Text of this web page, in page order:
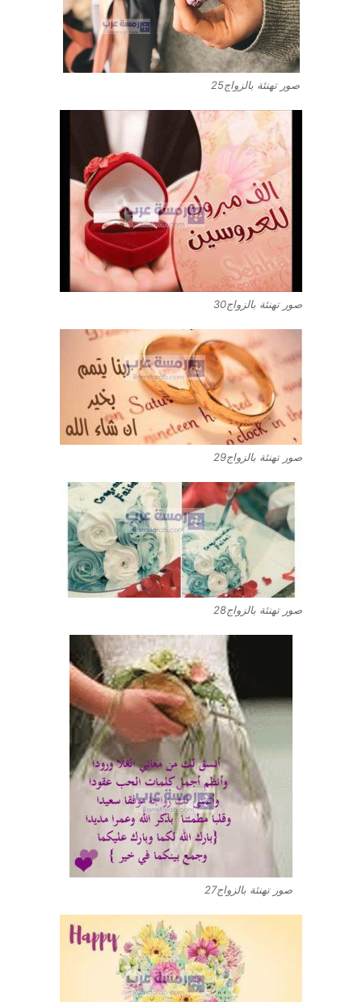
صور تهنئة بالزواج25
صور تهنئة بالزواج30
صور تهنئة بالزواج29
صور تهنئة بالزواج28
صور تهنئة بالزواج27